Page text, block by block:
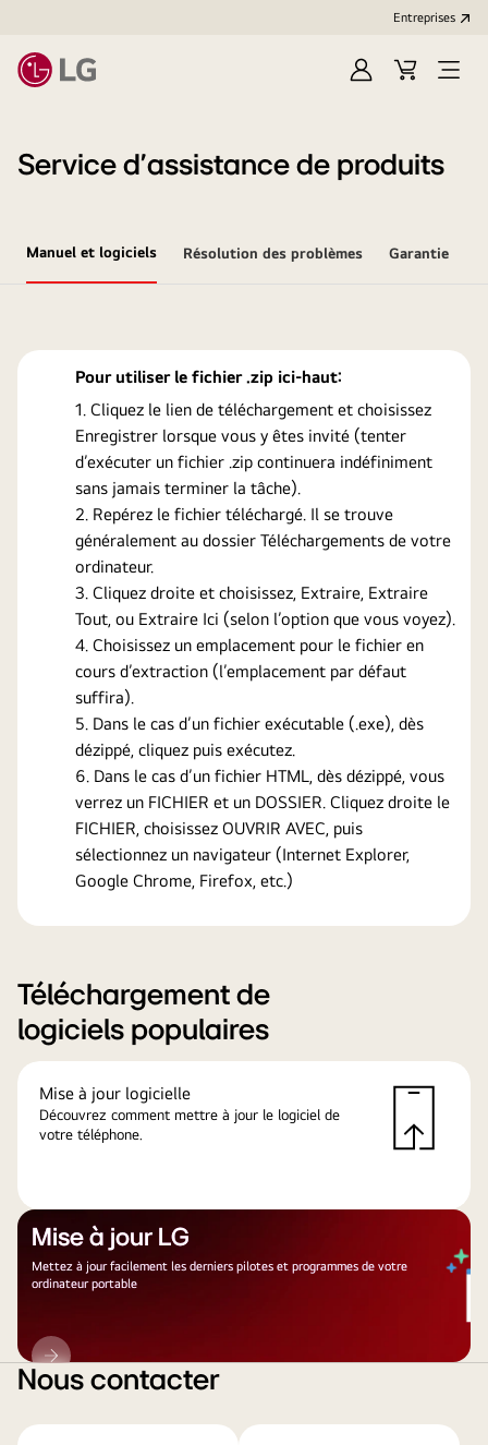
Entreprises​
OuvrirCart
Open
Service d’assistance de produits
Manuel et logiciels Résolution des problèmes Garantie
Pour utiliser le fichier .zip ici-haut:
Cliquez le lien de téléchargement et choisissez
Enregistrer lorsque vous y êtes invité (tenter
d’exécuter un fichier .zip continuera indéfiniment
sans jamais terminer la tâche).
Repérez le fichier téléchargé. Il se trouve
généralement au dossier Téléchargements de votre
ordinateur.
Cliquez droite et choisissez, Extraire, Extraire
Tout, ou Extraire Ici (selon l’option que vous voyez).
Choisissez un emplacement pour le fichier en
cours d’extraction (l’emplacement par défaut
suffira).
Dans le cas d’un fichier exécutable (.exe), dès
dézippé, cliquez puis exécutez.
Dans le cas d’un fichier HTML, dès dézippé, vous
verrez un FICHIER et un DOSSIER. Cliquez droite le
FICHIER, choisissez OUVRIR AVEC, puis
sélectionnez un navigateur (Internet Explorer,
Google Chrome, Firefox, etc.)
Téléchargement de
logiciels populaires
Mise à jour logicielle
Découvrez comment mettre à jour le logiciel de
votre téléphone.
Mise à jour LG
Mettez à jour facilement les derniers pilotes et programmes de votre
ordinateur portable
Mise
à
LG
Nous contacter